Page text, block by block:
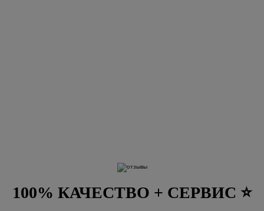
100% КАЧЕСТВО + СЕРВИС ⭐️